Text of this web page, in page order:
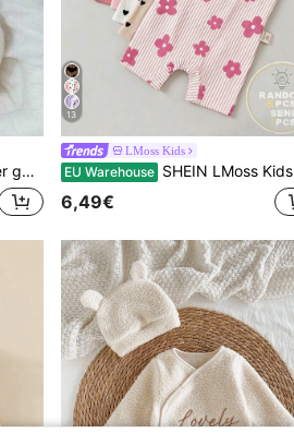
Herbst/Winter
13
LMoss Kids
EU Warehouse SHEIN LMoss Kids Neugeborenes Baby Blumenmuster Träger-Romper geeignet für den Sommer
6,49€